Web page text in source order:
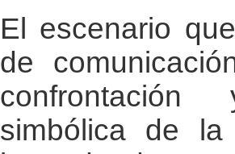
El escenario
de
simbólica de